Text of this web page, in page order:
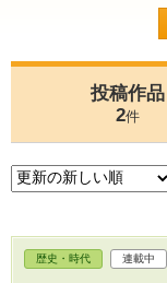
投稿作品
2件
歴史・時代 連載中